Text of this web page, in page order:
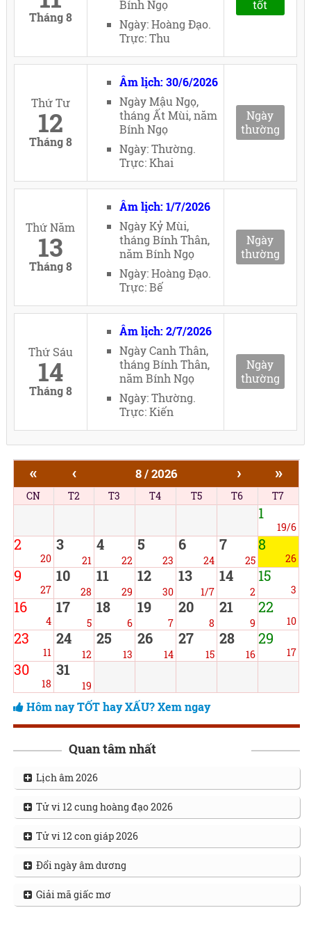
Tháng 8
Bính Ngọ
Ngày: Hoàng Đạo.
Trực: Thu
tốt
Thứ Tư
12
Tháng 8
Âm lịch: 30/6/2026
Ngày Mậu Ngọ,
tháng Ất Mùi, năm
Bính Ngọ
Ngày: Thường.
Trực: Khai
Ngày
thường
Thứ Năm
13
Tháng 8
Âm lịch: 1/7/2026
Ngày Kỷ Mùi,
tháng Bính Thân,
năm Bính Ngọ
Ngày: Hoàng Đạo.
Trực: Bế
Ngày
thường
Thứ Sáu
14
Tháng 8
Âm lịch: 2/7/2026
Ngày Canh Thân,
tháng Bính Thân,
năm Bính Ngọ
Ngày: Thường.
Trực: Kiến
Ngày
thường
« ‹ 8 / 2026 › »
CN T2 T3 T4 T5 T6 T7
1
19/6
2
20
3
21
4
22
5
23
6
24
7
25
8
26
9
27
10
28
11
29
12
30
13
1/7
14
2
15
3
16
4
17
5
18
6
19
7
20
8
21
9
22
10
23
11
24
12
25
13
26
14
27
15
28
16
29
17
30
18
31
19
Hôm nay TỐT hay XẤU? Xem ngay
Quan tâm nhất
Lịch âm 2026
Tử vi 12 cung hoàng đạo 2026
Tử vi 12 con giáp 2026
Đổi ngày âm dương
Giải mã giấc mơ